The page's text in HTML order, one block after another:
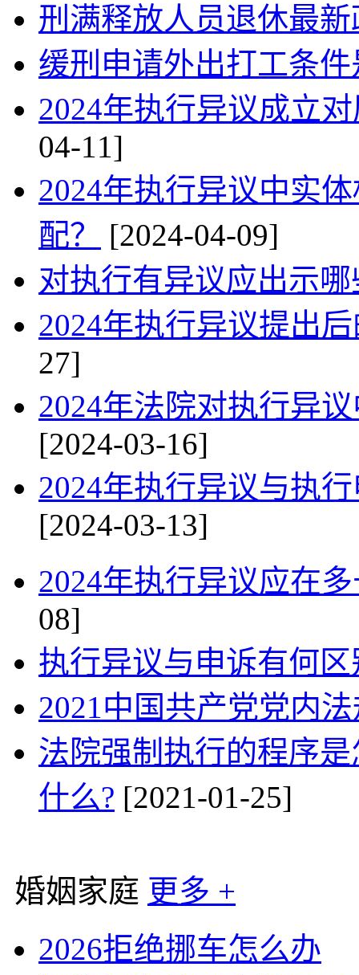
刑满释放人员退休最新
缓刑申请外出打工条件
2024年执行异议成立
04-11]
2024年执行异议中实
配？
[2024-04-09]
对执行有异议应出示
2024年执行异议提出
27]
2024年法院对执行异
[2024-03-16]
2024年执行异议与执
[2024-03-13]
2024年执行异议应在
08]
执行异议与申诉有何区
2021中国共产党党内
法院强制执行的程序
什么? [2021-01-25]
婚姻家庭 更多 +
2026拒绝挪车怎么办